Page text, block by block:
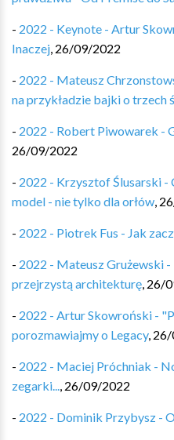
- 2022 - Keynote - Artur
Inaczej, 26/09/2022
- 2022 - Mateusz
na przykładzie bajki o trzech
- 2022 - Robert Piwowarek -
26/09/2022
- 2022 - Krzysztof Ślusarski -
model - nie tylko dla orłów,
- 2022 - Piotrek Fus - Jak
- 2022 - Mateusz Grużewski
przejrzystą architekturę, 26/
- 2022 - Artur Skowroński -
porozmawiajmy o Legacy,
- 2022 - Maciej Próchniak -
zegarki..., 26/09/2022
- 2022 - Dominik Przybysz -